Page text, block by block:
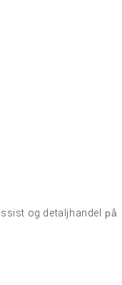
og detaljhandel
på